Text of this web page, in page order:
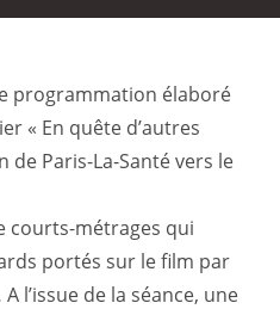
programmation élaboré
« En quête d’autres
de Paris-La-Santé vers le
courts-métrages qui
portés sur le film par
l’issue de la séance, une